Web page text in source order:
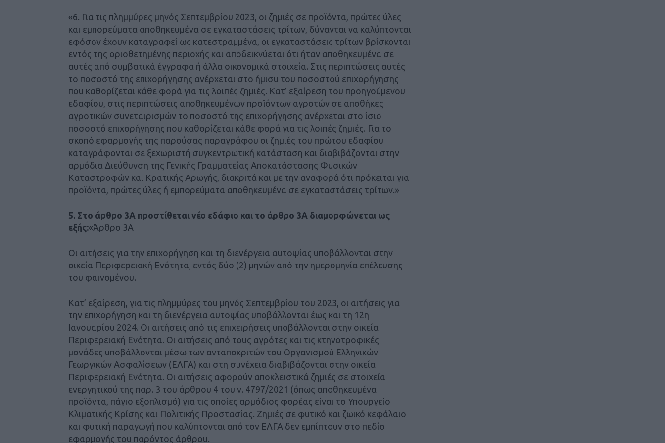
«6. Για τις πλημμύρες μηνός Σεπτεμβρίου 2023, οι ζημιές σε προϊόντα, πρώτες ύλες
και εμπορεύματα αποθηκευμένα σε εγκαταστάσεις τρίτων, δύνανται να καλύπτονται
εφόσον έχουν καταγραφεί ως κατεστραμμένα, οι εγκαταστάσεις τρίτων βρίσκονται
εντός της οριοθετημένης περιοχής και αποδεικνύεται ότι ήταν αποθηκευμένα σε
αυτές από συμβατικά έγγραφα ή άλλα οικονομικά στοιχεία. Στις περιπτώσεις αυτές
το ποσοστό της επιχορήγησης ανέρχεται στο ήμισυ του ποσοστού επιχορήγησης
που καθορίζεται κάθε φορά για τις λοιπές ζημιές. Κατ’ εξαίρεση του προηγούμενου
εδαφίου, στις περιπτώσεις αποθηκευμένων προϊόντων αγροτών σε αποθήκες
αγροτικών συνεταιρισμών το ποσοστό της επιχορήγησης ανέρχεται στο ίσιο
ποσοστό επιχορήγησης που καθορίζεται κάθε φορά για τις λοιπές ζημιές. Για το
σκοπό εφαρμογής της παρούσας παραγράφου οι ζημιές του πρώτου εδαφίου
καταγράφονται σε ξεχωριστή συγκεντρωτική κατάσταση και διαβιβάζονται στην
αρμόδια Διεύθυνση της Γενικής Γραμματείας Αποκατάστασης Φυσικών
Καταστροφών και Κρατικής Αρωγής, διακριτά και με την αναφορά ότι πρόκειται για
προϊόντα, πρώτες ύλες ή εμπορεύματα αποθηκευμένα σε εγκαταστάσεις τρίτων.»
5. Στο άρθρο 3Α προστίθεται νέο εδάφιο και το άρθρο 3Α διαμορφώνεται ως
εξής:«Άρθρο 3Α
Οι αιτήσεις για την επιχορήγηση και τη διενέργεια αυτοψίας υποβάλλονται στην
οικεία Περιφερειακή Ενότητα, εντός δύο (2) μηνών από την ημερομηνία επέλευσης
του φαινομένου.
Κατ’ εξαίρεση, για τις πλημμύρες του μηνός Σεπτεμβρίου του 2023, οι αιτήσεις για
την επιχορήγηση και τη διενέργεια αυτοψίας υποβάλλονται έως και τη 12η
Ιανουαρίου 2024. Οι αιτήσεις από τις επιχειρήσεις υποβάλλονται στην οικεία
Περιφερειακή Ενότητα. Οι αιτήσεις από τους αγρότες και τις κτηνοτροφικές
μονάδες υποβάλλονται μέσω των ανταποκριτών του Οργανισμού Ελληνικών
Γεωργικών Ασφαλίσεων (ΕΛΓΑ) και στη συνέχεια διαβιβάζονται στην οικεία
Περιφερειακή Ενότητα. Οι αιτήσεις αφορούν αποκλειστικά ζημιές σε στοιχεία
ενεργητικού της παρ. 3 του άρθρου 4 του ν. 4797/2021 (όπως αποθηκευμένα
προϊόντα, πάγιο εξοπλισμό) για τις οποίες αρμόδιος φορέας είναι το Υπουργείο
Κλιματικής Κρίσης και Πολιτικής Προστασίας. Ζημιές σε φυτικό και ζωικό κεφάλαιο
και φυτική παραγωγή που καλύπτονται από τον ΕΛΓΑ δεν εμπίπτουν στο πεδίο
εφαρμογής του παρόντος άρθρου.